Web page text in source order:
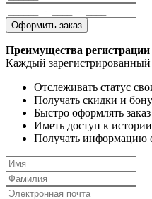
Преимущества регистрации
Каждый зарегистрированный
Отслеживать статус
Получать скидки и
Быстро оформлять заказ
Иметь доступ к истории
Получать информацию